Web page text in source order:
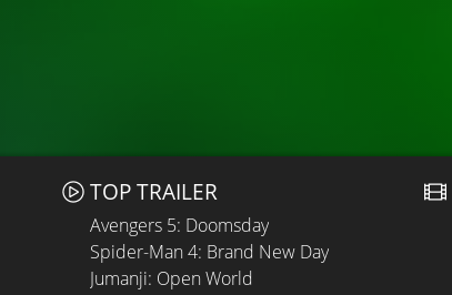
TOP TRAILER
Avengers 5: Doomsday
Spider-Man 4: Brand New Day
Jumanji: Open World